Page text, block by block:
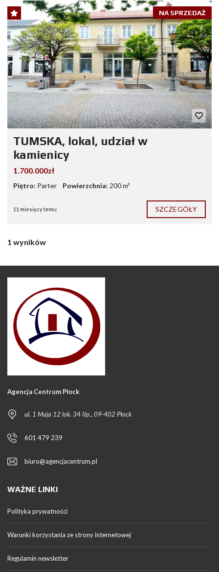
NA SPRZEDAŻ
TUMSKA, lokal, udział w
kamienicy
1.700.000zł
Piętro: Parter Powierzchnia: 200 m²
11 miesięcy temu SZCZEGÓŁY
1 wyników
Agencja Centrum Płock
ul. 1 Maja 12 lok. 34 IIp., 09-402 Płock
601 479 239
biuro@agencjacentrum.pl
WAŻNE LINKI
Polityka prywatności
Warunki korzystania ze strony internetowej
Regulamin newsletter